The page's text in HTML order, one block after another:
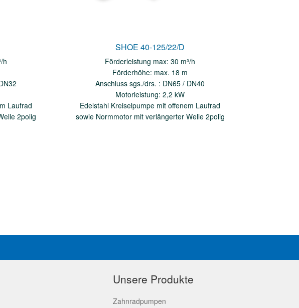
h
Laufrad
2polig
SHOE 40-125/22/D
Förderleistung max: 30 m³/h
Förderhöhe: max. 18 m
Anschluss sgs./drs. : DN65 / DN40
Motorleistung: 2,2 kW
Edelstahl Kreiselpumpe mit offenem Laufrad
sowie Normmotor mit verlängerter Welle 2polig
Unsere Produkte
Zahnradpumpen